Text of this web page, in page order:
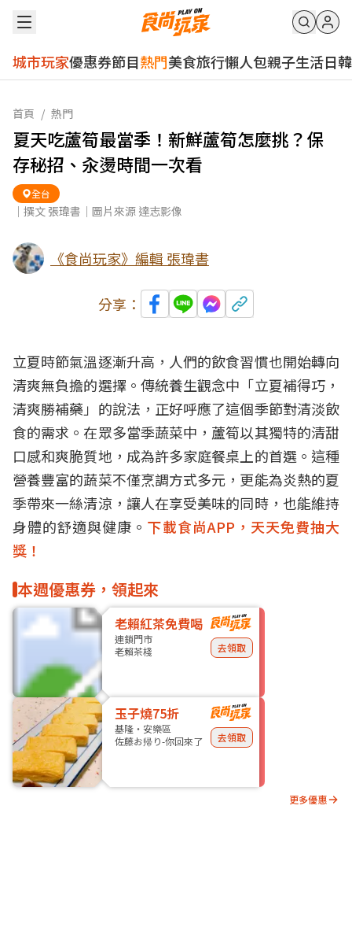
城市玩家優惠券節目熱門美食旅行懶人包親子生活日韓
首頁 / 熱門
夏天吃蘆筍最當季！新鮮蘆筍怎麼挑？保
存秘招、汆燙時間一次看
全台
｜撰文 張瑋書｜圖片來源 達志影像
《食尚玩家》編輯 張瑋書
分享：
立夏時節氣溫逐漸升高，人們的飲食習慣也開始轉向
清爽無負擔的選擇。傳統養生觀念中「立夏補得巧，
清爽勝補藥」的說法，正好呼應了這個季節對清淡飲
食的需求。在眾多當季蔬菜中，蘆筍以其獨特的清甜
口感和爽脆質地，成為許多家庭餐桌上的首選。這種
營養豐富的蔬菜不僅烹調方式多元，更能為炎熱的夏
季帶來一絲清涼，讓人在享受美味的同時，也能維持
身體的舒適與健康。 下載食尚APP，天天免費抽大
獎！
本週優惠券，領起來
老賴紅茶免費喝
連鎖門市
老賴茶棧
去領取
玉子燒75折
基隆・安樂區
佐藤お帰り-你回來了
去領取
更多優惠